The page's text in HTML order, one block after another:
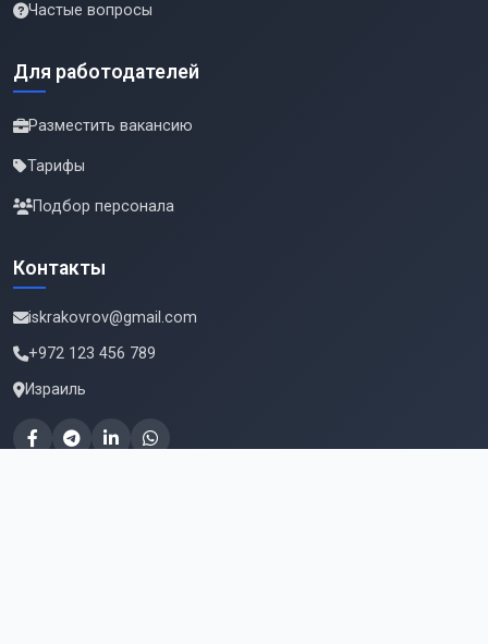
Частые вопросы
Для работодателей
Разместить вакансию
Тарифы
Подбор персонала
Контакты
iskrakovrov@gmail.com
+972 123 456 789
Израиль